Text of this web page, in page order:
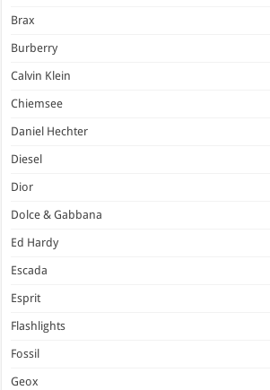
Brax
Burberry
Calvin Klein
Chiemsee
Daniel Hechter
Diesel
Dior
Dolce & Gabbana
Ed Hardy
Escada
Esprit
Flashlights
Fossil
Geox